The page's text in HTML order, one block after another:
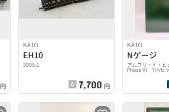
円
KATO
EH10
3005-1
7,700 円
KATO
Nゲージ
アムフリート・
Phase VI 7両セ